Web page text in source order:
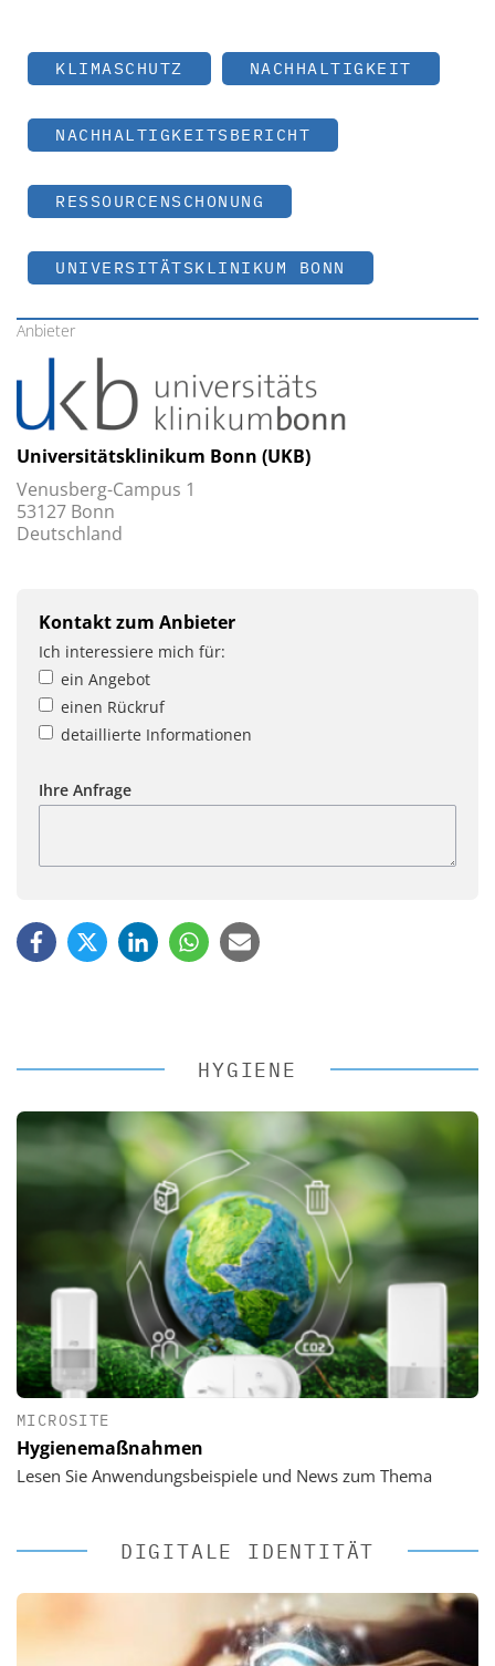
KLIMASCHUTZ NACHHALTIGKEIT
NACHHALTIGKEITSBERICHT
RESSOURCENSCHONUNG
UNIVERSITÄTSKLINIKUM BONN
Anbieter
Universitätsklinikum Bonn (UKB)
Venusberg-Campus 1
53127 Bonn
Deutschland
Kontakt zum Anbieter
Ich interessiere mich für:
ein Angebot
einen Rückruf
detaillierte Informationen
Ihre Anfrage
HYGIENE
MICROSITE
Hygienemaßnahmen
Lesen Sie Anwendungsbeispiele und News zum Thema
DIGITALE IDENTITÄT